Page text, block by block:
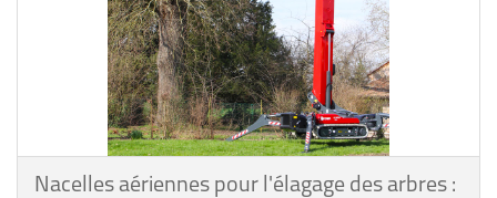
Nacelles aériennes pour l'élagage des arbres :